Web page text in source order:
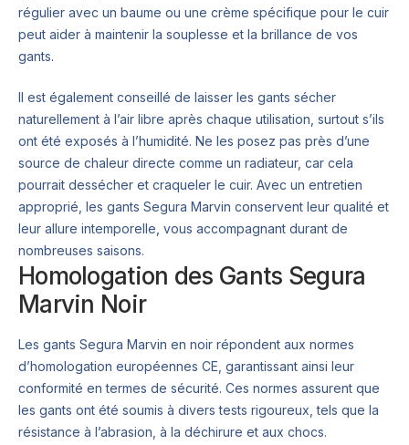
régulier avec un baume ou une crème spécifique pour le cuir
peut aider à maintenir la souplesse et la brillance de vos
gants.
Il est également conseillé de laisser les gants sécher
naturellement à l’air libre après chaque utilisation, surtout s’ils
ont été exposés à l’humidité. Ne les posez pas près d’une
source de chaleur directe comme un radiateur, car cela
pourrait dessécher et craqueler le cuir. Avec un entretien
approprié, les gants Segura Marvin conservent leur qualité et
leur allure intemporelle, vous accompagnant durant de
nombreuses saisons.
Homologation des Gants Segura
Marvin Noir
Les gants Segura Marvin en noir répondent aux normes
d’homologation européennes CE, garantissant ainsi leur
conformité en termes de sécurité. Ces normes assurent que
les gants ont été soumis à divers tests rigoureux, tels que la
résistance à l’abrasion, à la déchirure et aux chocs.